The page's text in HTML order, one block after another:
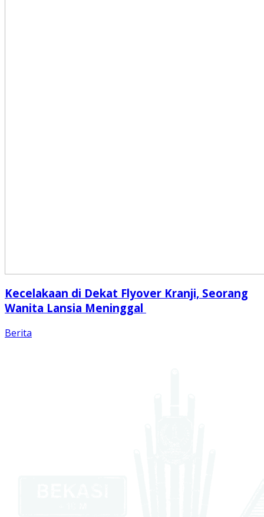
Kecelakaan di Dekat Flyover Kranji, Seorang
Wanita Lansia Meninggal
Berita